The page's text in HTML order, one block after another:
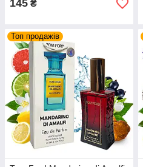
145 ₴
Топ продажів